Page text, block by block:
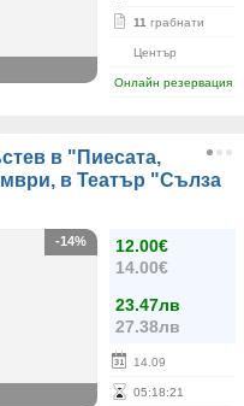
11 грабнати
Център
Онлайн резервация
в "Пиесата,
в Театър "Сълза
12.00€
14.00€
23.47лв
27.38лв
14.09
05:18:21
-14%